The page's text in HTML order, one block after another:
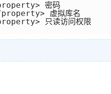
密码
虚拟库名
只读访问权限